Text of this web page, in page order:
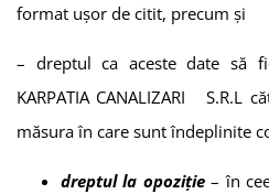
format ușor de citit, precum și
– dreptul ca aceste date să
KARPATIA CANALIZARI S.R.L
măsura în care sunt îndeplinite
dreptul la opoziție– în